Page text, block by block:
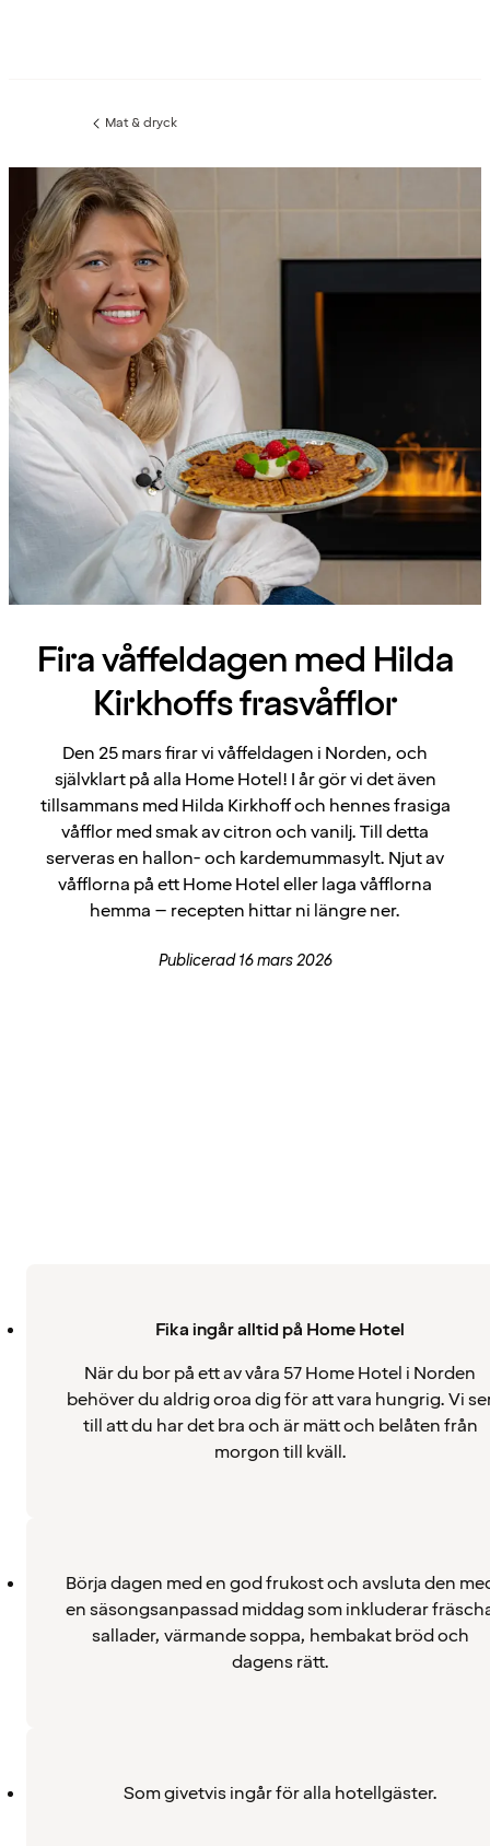
Föregående
Mat & dryck
Fira våffeldagen med Hilda
Kirkhoffs frasvåfflor
Den 25 mars firar vi våffeldagen i Norden, och
självklart på alla Home Hotel! I år gör vi det även
tillsammans med Hilda Kirkhoff och hennes frasiga
våfflor med smak av citron och vanilj. Till detta
serveras en hallon- och kardemummasylt. Njut av
våfflorna på ett Home Hotel eller laga våfflorna
hemma – recepten hittar ni längre ner.
Publicerad 16 mars 2026
Fika ingår alltid på Home Hotel
När du bor på ett av våra 57 Home Hotel i Norden
behöver du aldrig oroa dig för att vara hungrig. Vi
till att du har det bra och är mätt och belåten från
morgon till kväll.
Börja dagen med en god frukost och avsluta den
en säsongsanpassad middag som inkluderar
sallader, värmande soppa, hembakat bröd och
dagens rätt.
Som givetvis ingår för alla hotellgäster.